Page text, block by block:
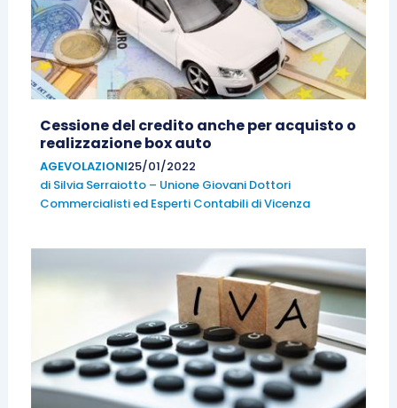
Cessione del credito anche per acquisto o
realizzazione box auto
AGEVOLAZIONI25/01/2022
di Silvia Serraiotto – Unione Giovani Dottori
Commercialisti ed Esperti Contabili di Vicenza